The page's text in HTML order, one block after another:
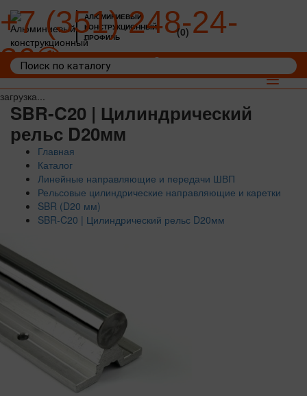
загрузка...
АЛЮМИНИЕВЫЙ
КОНСТРУКЦИОННЫЙ
ПРОФИЛЬ
+7 (351) 248-24-
36
(0)
Toggle
SBR-C20 | Цилиндрический
рельс D20мм
Главная
Каталог
Линейные направляющие и передачи ШВП
Рельсовые цилиндрические направляющие и каретки
SBR (D20 мм)
SBR-C20 | Цилиндрический рельс D20мм